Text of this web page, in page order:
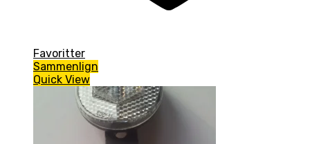
Favoritter
Sammenlign
Quick View